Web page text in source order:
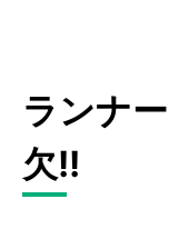
ランナ
欠!!